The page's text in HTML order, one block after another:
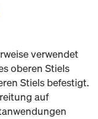
verwendet
oberen Stiels
Stiels befestigt.
auf